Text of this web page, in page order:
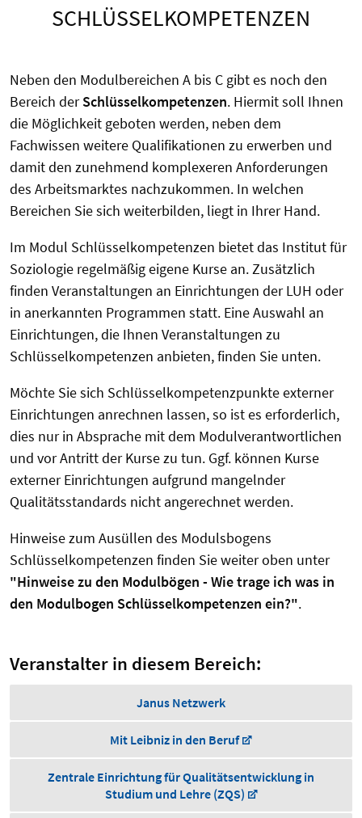
SCHLÜSSELKOMPETENZEN
Neben den Modulbereichen A bis C gibt es noch den
Bereich derSchlüsselkompetenzen. Hiermit soll Ihnen
die Möglichkeit geboten werden, neben dem
Fachwissen weitere Qualifikationen zu erwerben und
damit den zunehmend komplexeren Anforderungen
des Arbeitsmarktes nachzukommen. In welchen
Bereichen Sie sich weiterbilden, liegt in Ihrer Hand.
Im Modul Schlüsselkompetenzen bietet das Institut für
Soziologie regelmäßig eigene Kurse an. Zusätzlich
finden Veranstaltungen an Einrichtungen der LUH oder
in anerkannten Programmen statt. Eine Auswahl an
Einrichtungen, die Ihnen Veranstaltungen zu
Schlüsselkompetenzen anbieten, finden Sie unten.
Möchte Sie sich Schlüsselkompetenzpunkte externer
Einrichtungen anrechnen lassen, so ist es erforderlich,
dies nur in Absprache mit dem Modulverantwortlichen
und vor Antritt der Kurse zu tun. Ggf. können Kurse
externer Einrichtungen aufgrund mangelnder
Qualitätsstandards nicht angerechnet werden.
Hinweise zum Ausüllen des Modulsbogens
Schlüsselkompetenzen finden Sie weiter oben unter
"Hinweise zu den Modulbögen - Wie trage ich was in
den Modulbogen Schlüsselkompetenzen ein?".
Veranstalter in diesem Bereich:
Janus Netzwerk
Mit Leibniz in den Beruf
Zentrale Einrichtung für Qualitätsentwicklung in
Studium und Lehre (ZQS)